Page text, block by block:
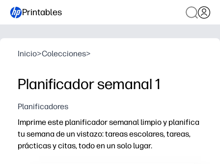
Printables
Inicio>Colecciones>
Planificador semanal 1
Planificadores
Imprime este planificador semanal limpio y planifica
tu semana de un vistazo: tareas escolares, tareas,
prácticas y citas, todo en un solo lugar.